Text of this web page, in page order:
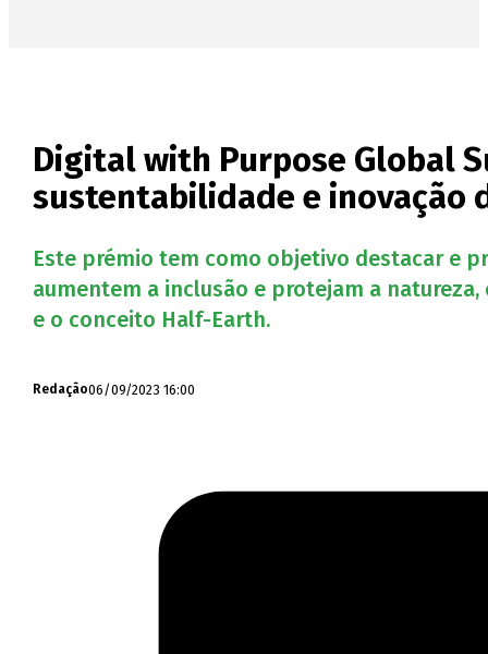
Digital with Purpose Global
sustentabilidade e inovação
Este prémio tem como objetivo destacar e
aumentem a inclusão e protejam a
e o conceito Half-Earth.
Redação06/09/2023 16:00